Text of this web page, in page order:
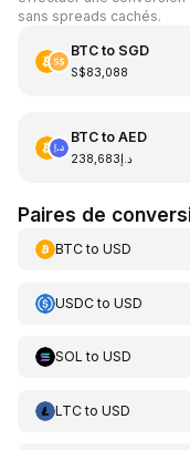
sans spreads cachés.
BTCto SGD
S$83,088
BTCto AED
د.إ238,683
Paires de
BTCto USD
USDCto USD
SOL to USD
LTCto USD